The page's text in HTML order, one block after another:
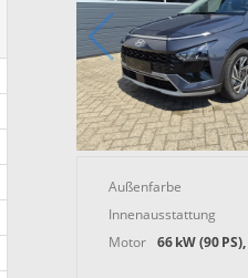
Außenfarbe
Innenausstattung
Motor
66 kW (90